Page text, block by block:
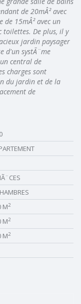
de 20mÂ² avec
15mÂ² avec un
toilettes. De plus, il y
jardin paysager
d'un systÃ¨me
central de
charges sont
du jardin et de la
de
M2
M2
M2